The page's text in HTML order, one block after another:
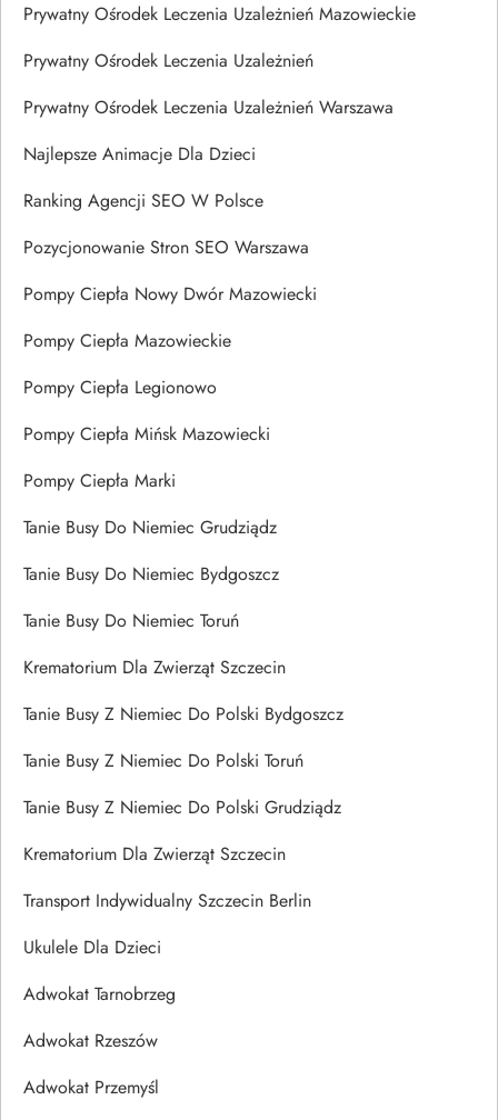
Prywatny Ośrodek Leczenia Uzależnień Mazowieckie
Prywatny Ośrodek Leczenia Uzależnień
Prywatny Ośrodek Leczenia Uzależnień Warszawa
Najlepsze Animacje Dla Dzieci
Ranking Agencji SEO W Polsce
Pozycjonowanie Stron SEO Warszawa
Pompy Ciepła Nowy Dwór Mazowiecki
Pompy Ciepła Mazowieckie
Pompy Ciepła Legionowo
Pompy Ciepła Mińsk Mazowiecki
Pompy Ciepła Marki
Tanie Busy Do Niemiec Grudziądz
Tanie Busy Do Niemiec Bydgoszcz
Tanie Busy Do Niemiec Toruń
Krematorium Dla Zwierząt Szczecin
Tanie Busy Z Niemiec Do Polski Bydgoszcz
Tanie Busy Z Niemiec Do Polski Toruń
Tanie Busy Z Niemiec Do Polski Grudziądz
Krematorium Dla Zwierząt Szczecin
Transport Indywidualny Szczecin Berlin
Ukulele Dla Dzieci
Adwokat Tarnobrzeg
Adwokat Rzeszów
Adwokat Przemyśl